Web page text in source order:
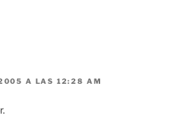
A LAS 12:28 AM